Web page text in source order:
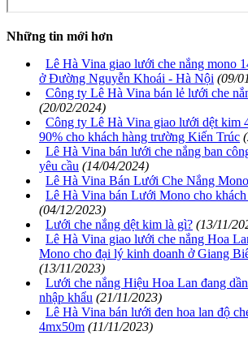
Những tin mới hơn
Lê Hà Vina giao lưới che nắng mono
ở Đường Nguyễn Khoái - Hà Nội (09/
Công ty Lê Hà Vina bán lẻ lưới che
(20/02/2024)
Công ty Lê Hà Vina giao lưới dệt kim
90% cho khách hàng trường Kiến Trúc
Lê Hà Vina bán lưới che nắng ban
yêu cầu (14/04/2024)
Lê Hà Vina Bán Lưới Che Nắng Mono
Lê Hà Vina bán Lưới Mono cho
(04/12/2023)
Lưới che nắng dệt kim là gì? (13/11/
Lê Hà Vina giao lưới che nắng Hoa
Mono cho đại lý kinh doanh ở Giang
(13/11/2023)
Lưới che nắng Hiệu Hoa Lan đang
nhập khẩu (21/11/2023)
Lê Hà Vina bán lưới đen hoa lan độ
4mx50m (11/11/2023)